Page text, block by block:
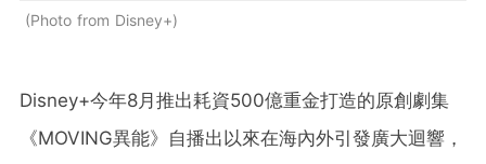
Photo from Disney+
Disney+今年8月推出耗資500億重金打造的原創劇集
《MOVING異能》自播出以來在海內外引發廣大迴響，